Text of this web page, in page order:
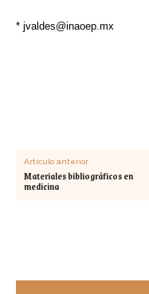
* jvaldes@inaoep.mx
Artículo anterior
Materiales bibliográficos en
medicina